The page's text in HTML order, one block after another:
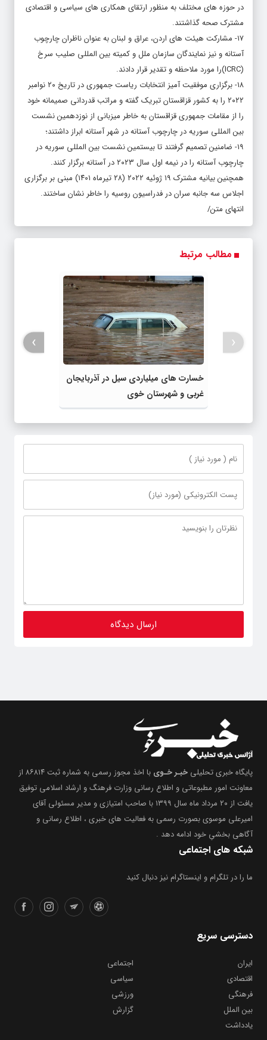
در حوزه های مختلف به منظور ارتقای همکاری های سیاسی و اقتصادی
مشترک صحه گذاشتند.
۱۷- مشارکت هیئت های اردن، عراق و لبنان به عنوان ناظران چارچوب
آستانه و نیز نمایندگان سازمان ملل و کمیته بین المللی صلیب سرخ
(ICRC)را مورد ملاحظه و تقدیر قرار دادند.
۱۸- برگزاری موفقیت آمیز انتخابات ریاست جمهوری در تاریخ ۲۰ نوامبر
۲۰۲۲ را به کشور قزاقستان تبریک گفته و مراتب قدردانی صمیمانه خود
را از مقامات جمهوری قزاقستان به خاطر میزبانی از نوزدهمین نشست
بین المللی سوریه در چارچوب آستانه در شهر آستانه ابراز داشتند؛
۱۹- ضامنین تصمیم گرفتند تا بیستمین نشست بین المللی سوریه در
چارچوب آستانه را در نیمه اول سال ۲۰۲۳ در آستانه برگزار کنند.
همچنین بیانیه مشترک ۱۹ ژوئیه ۲۰۲۲ (۲۸ تیرماه ۱۴۰۱) مبنی بر برگزاری
اجلاس سه جانبه سران در فدراسیون روسیه را خاطر نشان ساختند.
انتهای متن/
مطالب مرتبط
خسارت های میلیاردی سیل در آذربایجان
غربی و شهرستان خوی
‹
›
پایگاه خبری تحلیلی خبـر خـوی
با اخذ مجوز رسمی به شماره ثبت ۸۶۸۱۴ از
معاونت امور مطبوعاتی و اطلاع رسانی وزارت فرهنگ و ارشاد اسلامی توفیق
یافت از ۲۰ مرداد ماه سال ۱۳۹۹ با صاحب امتیازی و مدیر مسئولی آقای
امیرعلی موسوی بصورت رسمی به فعالیت های خبری ، اطلاع رسانی و
آگاهی بخشیِ خود ادامه دهد .
شبکه های اجتماعی
ما را در تلگرام و اینستاگرام نیز دنبال کنید
دسترسی سریع
ایران
اجتماعی
اقتصادی
سیاسی
فرهنگی
ورزشی
بین الملل
گزارش
یادداشت